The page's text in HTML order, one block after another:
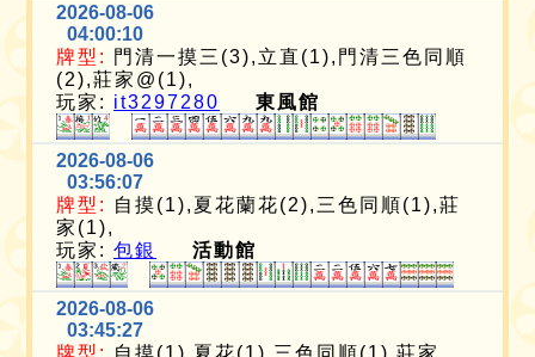
2026-08-06
04:00:10
牌型:
門清一摸三(3),立直(1),門清三色同順
(2),莊家@(1),
玩家: it3297280 東風館
2026-08-06
03:56:07
牌型:
自摸(1),夏花蘭花(2),三色同順(1),莊
家(1),
玩家:包銀 活動館
2026-08-06
03:45:27
牌型:
自摸(1),夏花(1),三色同順(1),莊家